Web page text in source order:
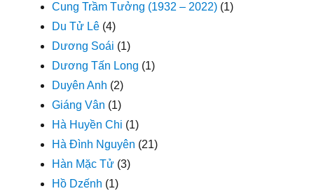
Cung Trầm Tưởng (1932 – 2022) (1)
Du Tử Lê (4)
Dương Soái (1)
Dương Tấn Long (1)
Duyên Anh (2)
Giáng Vân (1)
Hà Huyền Chi (1)
Hà Đình Nguyên (21)
Hàn Mặc Tử (3)
Hồ Dzếnh (1)